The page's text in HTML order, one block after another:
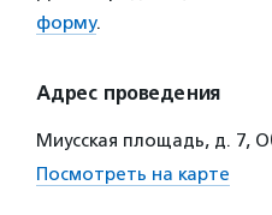
форму.
Адрес проведения
Миусская площадь, д. 7,
Посмотреть на карте